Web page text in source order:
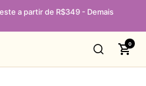
a partir de R$349 - Demais
0